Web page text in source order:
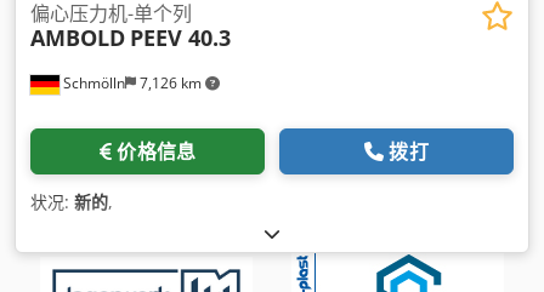
Schmölln 7,126 km
偏心压力机-单个列
AMBOLD PEEV 40.3
价格信息 拨打
状况: 新的,